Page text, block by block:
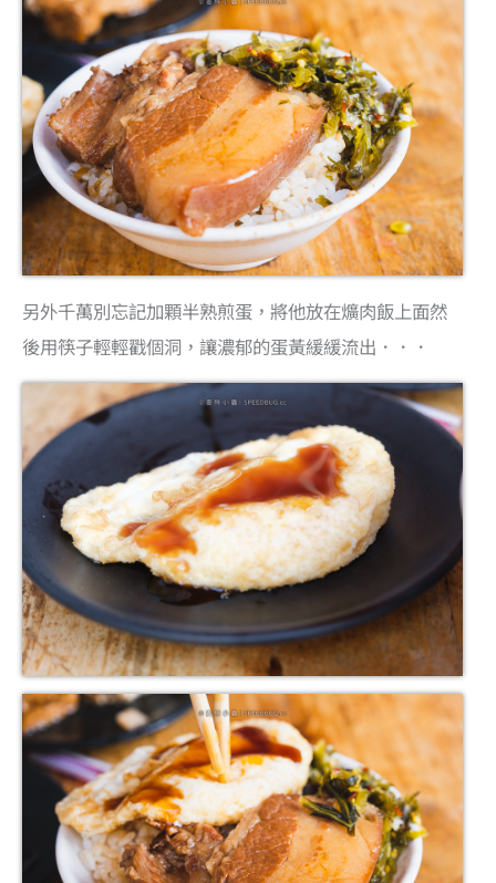
另外千萬別忘記加顆半熟煎蛋，將他放在爌肉飯上面然
後用筷子輕輕戳個洞，讓濃郁的蛋黃緩緩流出．．．